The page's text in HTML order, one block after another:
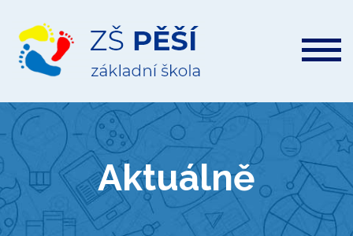
ZŠ
Pěší
Aktuálně